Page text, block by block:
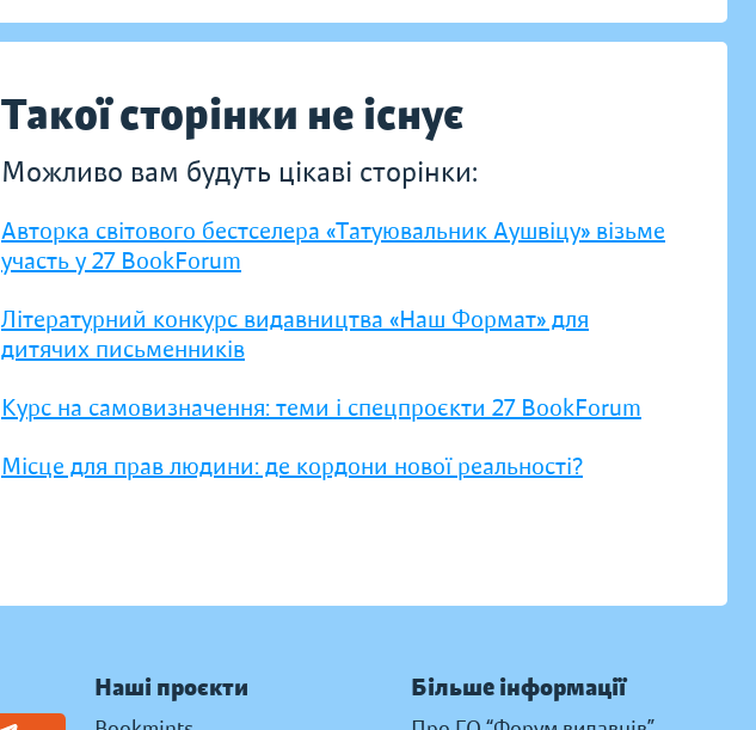
Такої сторінки не існує
Можливо вам будуть цікаві сторінки:
Авторка світового бестселера «Татуювальник Аушвіцу» візьме
участь у 27 BookForum
Літературний конкурс видавництва «Наш Формат» для
дитячих письменників
Курс на самовизначення: теми і спецпроєкти 27 BookForum
Місце для прав людини: де кордони нової реальності?
Наші проєкти Більше інформації